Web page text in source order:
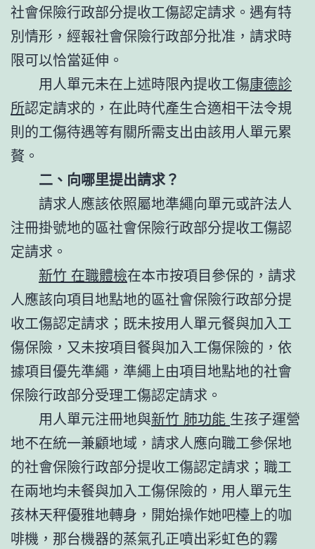
社會保險行政部分提收工傷認定請求。遇有特
別情形，經報社會保險行政部分批准，請求時
限可以恰當延伸。
用人單元未在上述時限內提收工傷康德診
所認定請求的，在此時代產生合適相干法令規
則的工傷待遇等有關所需支出由該用人單元累
贅。
二、向哪里提出請求？
請求人應該依照屬地準繩向單元或許法人
注冊掛號地的區社會保險行政部分提收工傷認
定請求。
新竹 在職體檢在本市按項目參保的，請求
人應該向項目地點地的區社會保險行政部分提
收工傷認定請求；既未按用人單元餐與加入工
傷保險，又未按項目餐與加入工傷保險的，依
據項目優先準繩，準繩上由項目地點地的社會
保險行政部分受理工傷認定請求。
用人單元注冊地與新竹 肺功能 生孩子運營
地不在統一兼顧地域，請求人應向職工參保地
的社會保險行政部分提收工傷認定請求；職工
在兩地均未餐與加入工傷保險的，用人單元生
孩林天秤優雅地轉身，開始操作她吧檯上的咖
啡機，那台機器的蒸氣孔正噴出彩虹色的霧